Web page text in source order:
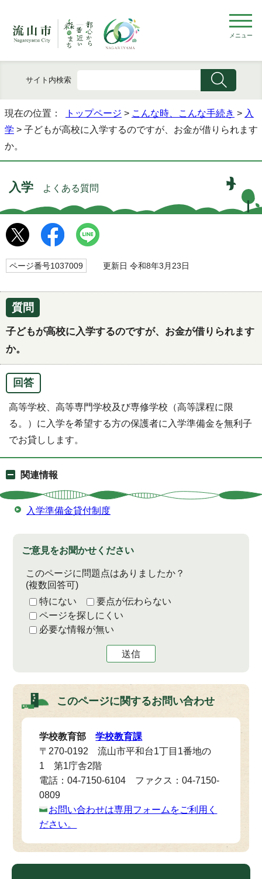
メニュー
サイト内検索
現在の位置： トップページ > こんな時、こんな手続き > 入
学 > 子どもが高校に入学するのですが、お金が借りられます
か。
入学 よくある質問
ページ番号1037009 更新日 令和8年3月23日
質問
子どもが高校に入学するのですが、お金が借りられます
か。
回答
高等学校、高等専門学校及び専修学校（高等課程に限
る。）に入学を希望する方の保護者に入学準備金を無利子
でお貸しします。
関連情報
入学準備金貸付制度
ご意見をお聞かせください
このページに問題点はありましたか？
(複数回答可)
特にない
要点が伝わらない
ページを探しにくい
必要な情報が無い
送信
このページに関するお問い合わせ
学校教育部学校教育課
〒270-0192 流山市平和台1丁目1番地の
1 第1庁舎2階
電話：04-7150-6104 ファクス：04-7150-
0809
お問い合わせは専用フォームをご利用く
ださい。